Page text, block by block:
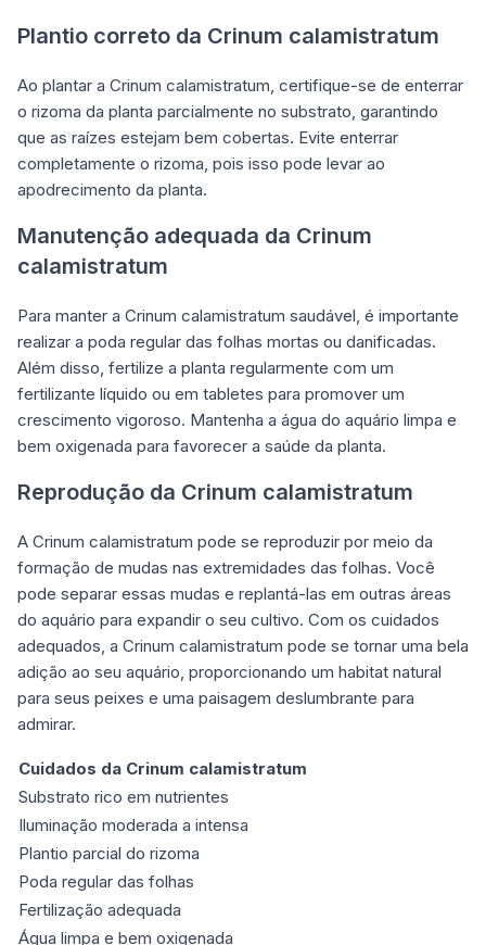
Plantio correto da Crinum calamistratum
Ao plantar a Crinum calamistratum, certifique-se de enterrar
o rizoma da planta parcialmente no substrato, garantindo
que as raízes estejam bem cobertas. Evite enterrar
completamente o rizoma, pois isso pode levar ao
apodrecimento da planta.
Manutenção adequada da Crinum
calamistratum
Para manter a Crinum calamistratum saudável, é importante
realizar a poda regular das folhas mortas ou danificadas.
Além disso, fertilize a planta regularmente com um
fertilizante líquido ou em tabletes para promover um
crescimento vigoroso. Mantenha a água do aquário limpa e
bem oxigenada para favorecer a saúde da planta.
Reprodução da Crinum calamistratum
A Crinum calamistratum pode se reproduzir por meio da
formação de mudas nas extremidades das folhas. Você
pode separar essas mudas e replantá-las em outras áreas
do aquário para expandir o seu cultivo. Com os cuidados
adequados, a Crinum calamistratum pode se tornar uma bela
adição ao seu aquário, proporcionando um habitat natural
para seus peixes e uma paisagem deslumbrante para
admirar.
Cuidados da Crinum calamistratum
Substrato rico em nutrientes
Iluminação moderada a intensa
Plantio parcial do rizoma
Poda regular das folhas
Fertilização adequada
Água limpa e bem oxigenada